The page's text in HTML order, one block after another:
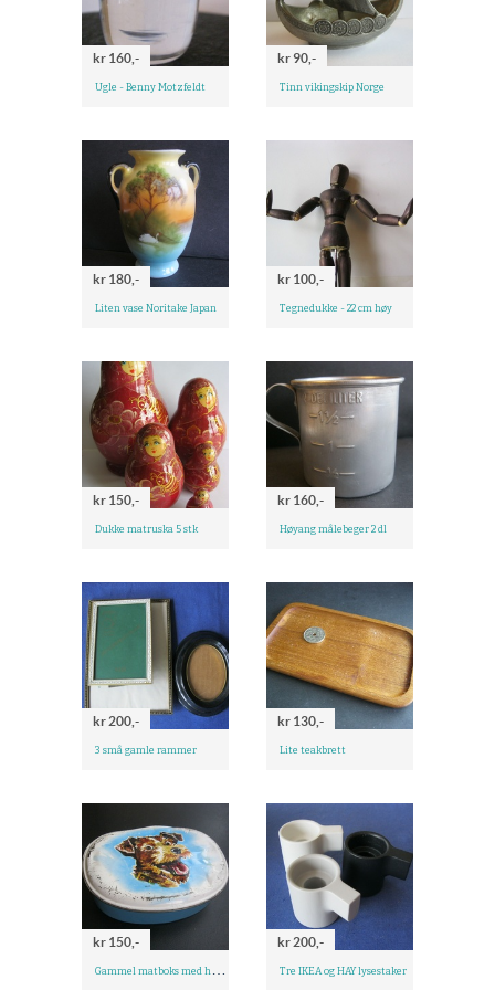
kr 160,-
Ugle - Benny Motzfeldt
kr 90,-
Tinn vikingskip Norge
kr 180,-
Liten vase Noritake Japan
kr 100,-
Tegnedukke - 22 cm høy
kr 150,-
Dukke matruska 5 stk
kr 160,-
Høyang målebeger 2 dl
kr 200,-
3 små gamle rammer
kr 130,-
Lite teakbrett
kr 150,- kr 200,-
Tre IKEA og HAY lysestaker